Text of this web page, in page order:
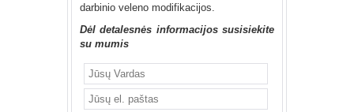
darbinio veleno modifikacijos.
Dėl detalesnės informacijos susisiekite
su mumis